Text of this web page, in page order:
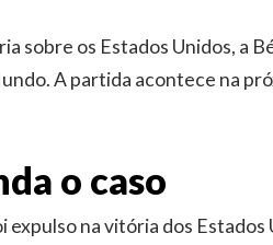
sobre os Estados Unidos, a
A partida acontece na
o caso
expulso na vitória dos